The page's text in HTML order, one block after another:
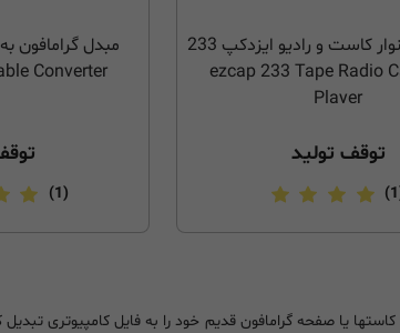
پخش کننده نوار کاست و رادیو ایزدکپ 233
/ ezcap 233 Tape Radio
Player
توقف تولید
Converter
(1)
کاستها یا صفحه گرامافون قدیم خود را به فایل کامپیوتری